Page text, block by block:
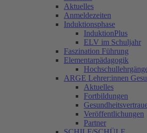
Aktuelles
Anmeldezeiten
Induktionsphase
InduktionPlus
ELV im Schuljahr
Faszination Führung
Elementarpädagogik
ARGE Lehrer:innen
Aktuelles
Fortbildungen
Veröffentlichungen
Partner